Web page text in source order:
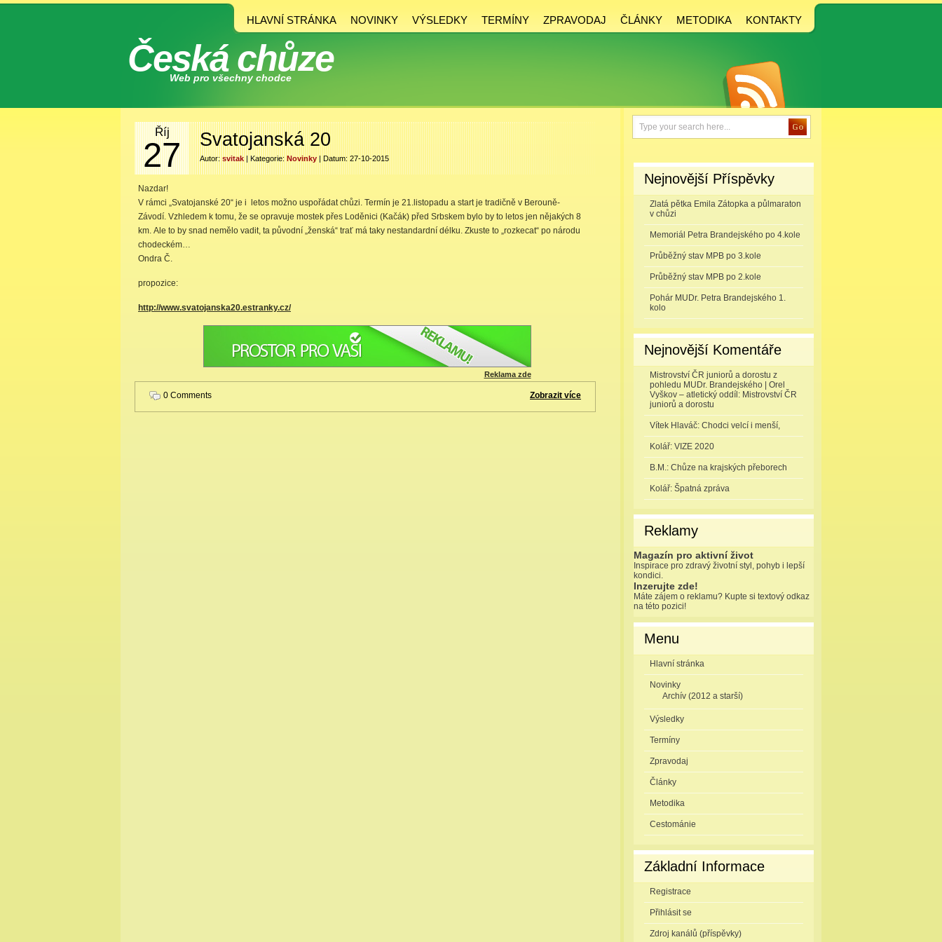
HLAVNÍ STRÁNKA NOVINKY VÝSLEDKY TERMÍNY ZPRAVODAJ ČLÁNKY METODIKA KONTAKTY
Česká chůze
Web pro všechny chodce
Říj
27 Svatojanská 20
Autor: svitak | Kategorie: Novinky | Datum: 27-10-2015
Nazdar!
V rámci „Svatojanské 20“ je i letos možno uspořádat chůzi. Termín je 21.listopadu a start je tradičně v Berouně-
Závodí. Vzhledem k tomu, že se opravuje mostek přes Loděnici (Kačák) před Srbskem bylo by to letos jen nějakých 8
km. Ale to by snad nemělo vadit, ta původní „ženská“ trať má taky nestandardní délku. Zkuste to „rozkecat“ po národu
chodeckém…
Ondra Č.
propozice:
http://www.svatojanska20.estranky.cz/
Reklama zde
0 Comments Zobrazit více
Nejnovější Příspěvky
Zlatá pětka Emila Zátopka a půlmaraton
v chůzi
Memoriál Petra Brandejského po 4.kole
Průběžný stav MPB po 3.kole
Průběžný stav MPB po 2.kole
Pohár MUDr. Petra Brandejského 1.
kolo
Nejnovější Komentáře
Mistrovství ČR juniorů a dorostu z
pohledu MUDr. Brandejského | Orel
Vyškov – atletický oddíl : Mistrovství ČR
juniorů a dorostu
Vítek Hlaváč: Chodci velcí i menší,
Kolář: VIZE 2020
B.M.: Chůze na krajských přeborech
Kolář: Špatná zpráva
Reklamy
Magazín pro aktivní život
Inspirace pro zdravý životní styl, pohyb i lepší
kondici.
Inzerujte zde!
Máte zájem o reklamu? Kupte si textový odkaz
na této pozici!
Menu
Hlavní stránka
Novinky
Archív (2012 a starší)
Výsledky
Termíny
Zpravodaj
Články
Metodika
Cestománie
Základní Informace
Registrace
Přihlásit se
Zdroj kanálů (příspěvky)